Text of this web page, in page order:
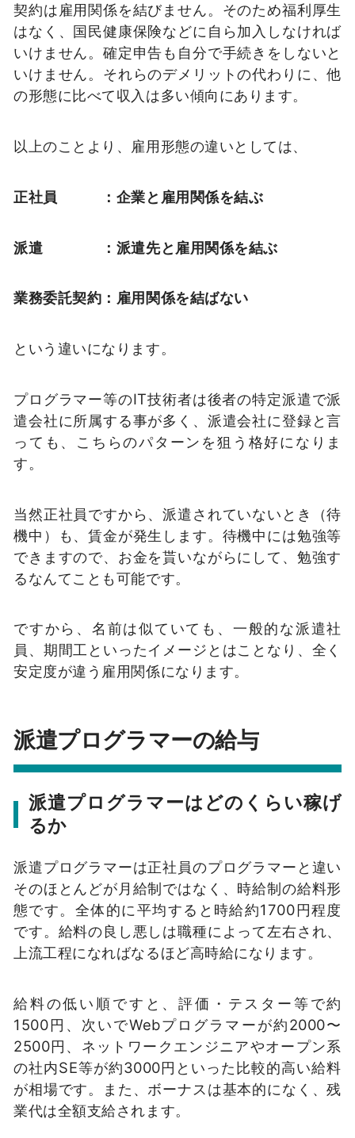
契約は雇用関係を結びません。そのため福利厚生
はなく、国民健康保険などに自ら加入しなければ
いけません。確定申告も自分で手続きをしないと
いけません。それらのデメリットの代わりに、他
の形態に比べて収入は多い傾向にあります。
以上のことより、雇用形態の違いとしては、
正社員 ：企業と雇用関係を結ぶ
派遣 ：派遣先と雇用関係を結ぶ
業務委託契約：雇用関係を結ばない
という違いになります。
プログラマー等のIT技術者は後者の特定派遣で派
遣会社に所属する事が多く、派遣会社に登録と言
っても、こちらのパターンを狙う格好になりま
す。
当然正社員ですから、派遣されていないとき（待
機中）も、賃金が発生します。待機中には勉強等
できますので、お金を貰いながらにして、勉強す
るなんてことも可能です。
ですから、名前は似ていても、一般的な派遣社
員、期間工といったイメージとはことなり、全く
安定度が違う雇用関係になります。
派遣プログラマーの給与
派遣プログラマーはどのくらい稼げ
るか
派遣プログラマーは正社員のプログラマーと違い
そのほとんどが月給制ではなく、時給制の給料形
態です。全体的に平均すると時給約1700円程度
です。給料の良し悪しは職種によって左右され、
上流工程になればなるほど高時給になります。
給料の低い順ですと、評価・テスター等で約
1500円、次いでWebプログラマーが約2000〜
2500円、ネットワークエンジニアやオープン系
の社内SE等が約3000円といった比較的高い給料
が相場です。また、ボーナスは基本的になく、残
業代は全額支給されます。